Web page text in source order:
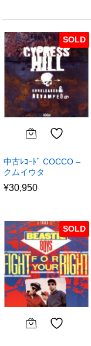
SOLD
中古ﾚｺｰﾄﾞ COCCO –
クムイウタ
¥30,950
SOLD